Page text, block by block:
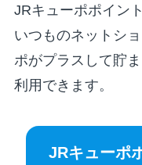
JRキューポポイン
いつものネットシ
ポがプラスして貯
利用できます。
JRキューポ